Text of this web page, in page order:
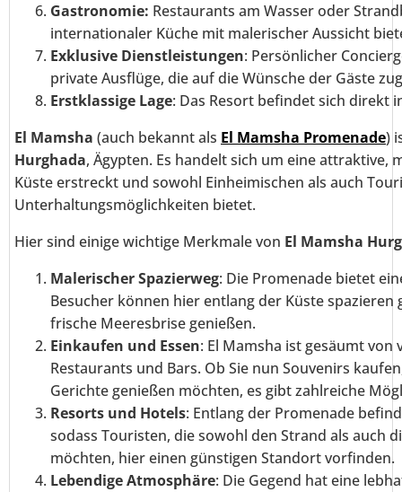
Gastronomie: Restaurants am Wasser oder
internationaler Küche mit malerischer Aussicht
Exklusive Dienstleistungen: Persönlicher
private Ausflüge, die auf die Wünsche der Gäste
Erstklassige Lage: Das Resort befindet sich direkt
El Mamsha (auch bekannt als El Mamsha Promenade)
Hurghada, Ägypten. Es handelt sich um eine
Küste erstreckt und sowohl Einheimischen als auch
Unterhaltungsmöglichkeiten bietet.
Hier sind einige wichtige Merkmale von El Mamsha
Malerischer Spazierweg: Die Promenade bietet
Besucher können hier entlang der Küste
frische Meeresbrise genießen.
Einkaufen und Essen: El Mamsha ist gesäumt von
Restaurants und Bars. Ob Sie nun Souvenirs
Gerichte genießen möchten, es gibt zahlreiche
Resorts und Hotels: Entlang der Promenade
sodass Touristen, die sowohl den Strand als auch
möchten, hier einen günstigen Standort vorfinden.
Lebendige Atmosphäre: Die Gegend hat eine